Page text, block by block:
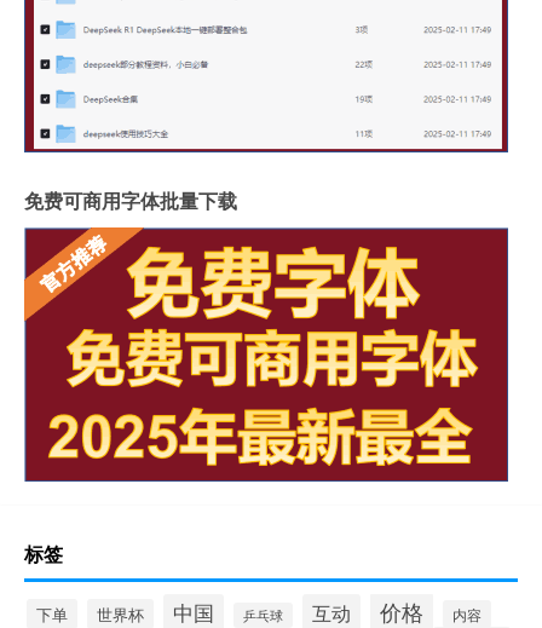
免费可商用字体批量下载
标签
下单 世界杯 中国 乒乓球 互动 价格 内容